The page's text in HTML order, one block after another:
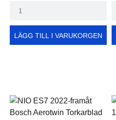
LÄGG TILL I VARUKORGEN